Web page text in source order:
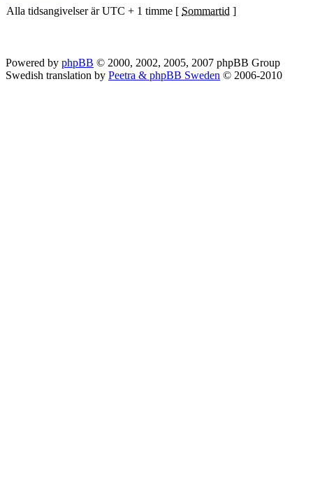
Alla tidsangivelser är UTC + 1 timme [ Sommartid ]
Powered by phpBB © 2000, 2002, 2005, 2007 phpBB Group
Swedish translation by Peetra & phpBB Sweden © 2006-2010